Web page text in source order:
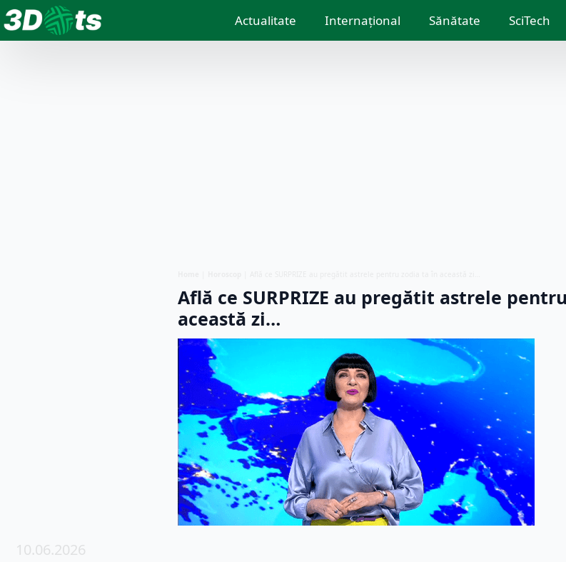
Actualitate Internațional Sănătate SciTech
Află ce SURPRIZE au pregătit astrele
această zi…
10.06.2026